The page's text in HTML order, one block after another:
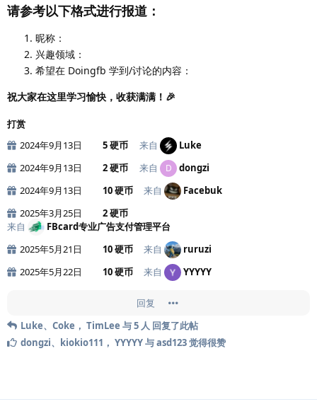
请参考以下格式进行报道：
昵称：
兴趣领域：
希望在 Doingfb 学到/讨论的内容：
祝大家在这里学习愉快，收获满满！🎉
打赏
2024年9月13日
5 硬币 来自
Luke
2024年9月13日
2 硬币 来自 D
dongzi
2024年9月13日
10 硬币 来自
Facebuk
2025年3月25日
2 硬币
来自
FBcard专业广告支付管理平台
2025年5月21日
10 硬币 来自
ruruzi
2025年5月22日
10 硬币 来自 YYYYY
回复
Luke、 Coke ， TimLee 与5 人 回复了此帖
dongzi、 kiokio111 ， YYYYY与asd123觉得很赞